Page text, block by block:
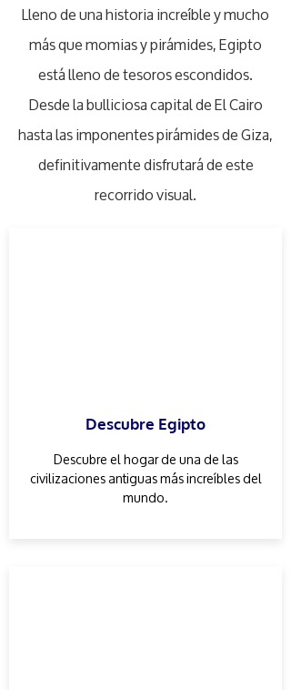
Lleno de una historia increíble y mucho
más que momias y pirámides, Egipto
está lleno de tesoros escondidos.
Desde la bulliciosa capital de El Cairo
hasta las imponentes pirámides de Giza,
definitivamente disfrutará de este
recorrido visual.
Descubre Egipto
Descubre el hogar de una de las
civilizaciones antiguas más increíbles del
mundo.